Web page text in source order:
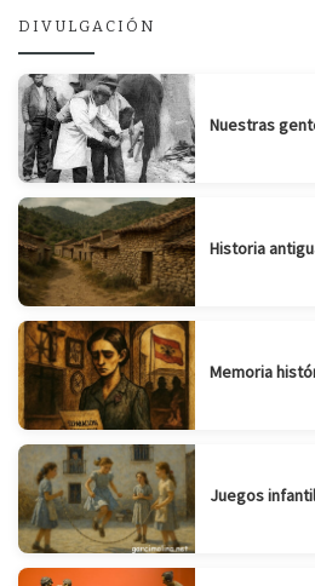
DIVULGACIÓN
Nuestras
Historia
Memoria
Juegos